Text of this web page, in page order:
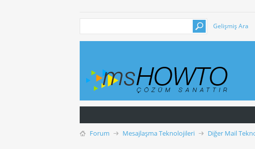
Gelişmiş Ara
Forum Mesajlaşma Teknolojileri Diğer Mail